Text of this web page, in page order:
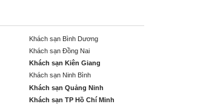
Khách sạn Bình Dương
Khách sạn Đồng Nai
Khách sạn Kiên Giang
Khách sạn Ninh Bình
Khách sạn Quảng Ninh
Khách sạn TP Hồ Chí Minh